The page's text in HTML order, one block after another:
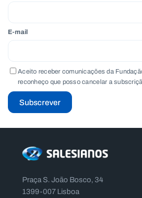
E-mail
Aceito receber comunicações da
reconheço que posso cancelar a
Subscrever
Praça S. João Bosco, 34
1399-007 Lisboa